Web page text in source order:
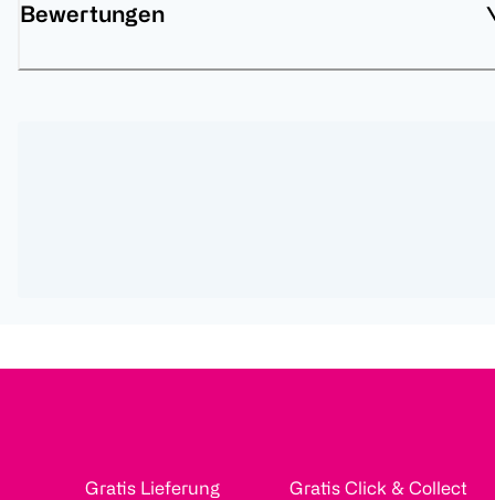
Bewertungen
Gratis Lieferung
Gratis Click & Collect